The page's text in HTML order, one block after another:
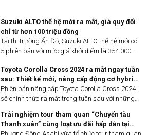
Đặc biệt, hàng loạt kỷ lục và thành tích cá nhân
đã được thiết lập trong mùa giải năm nay 2024.
Suzuki ALTO thế hệ mới ra mắt, giá quy đổi
chỉ từ hơn 100 triệu đồng
Tại thị trường Ấn Độ, Suzuki ALTO thế hệ mới có
5 phiên bản với mức giá khởi điểm là 354.000
Toyota Corolla Cross 2024 ra mắt ngay tuần
sau: Thiết kế mới, nâng cấp động cơ hybrid,
thêm trang bị
Phiên bản nâng cấp Toyota Corolla Cross 2024
sẽ chính thức ra mắt trong tuần sau với những
Trải nghiệm tour tham quan “Chuyến tàu
Thanh xuân” cùng loạt ưu đãi hấp dẫn tại